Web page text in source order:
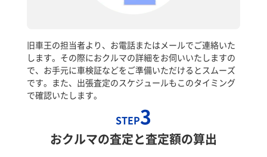
旧車王の担当者より、お電話またはメールでご連絡いた
します。その際におクルマの詳細をお伺いいたしますの
で、お手元に車検証などをご準備いただけるとスムーズ
です。また、出張査定のスケジュールもこのタイミング
で確認いたします。
STEP3
おクルマの査定と査定額の算出